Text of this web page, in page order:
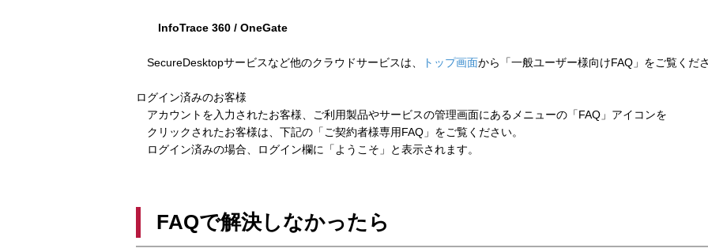
InfoTrace 360 / OneGate
SecureDesktopサービスなど他のクラウドサービスは、 トップ画面から「一般ユーザー様向けFAQ」をご覧くだ
ログイン済みのお客様
アカウントを入力されたお客様、ご利用製品やサービスの管理画面にあるメニューの「FAQ」アイコンを
クリックされたお客様は、下記の「ご契約者様専用FAQ」をご覧ください。
ログイン済みの場合、ログイン欄に「ようこそ」と表示されます。
FAQで解決しなかったら